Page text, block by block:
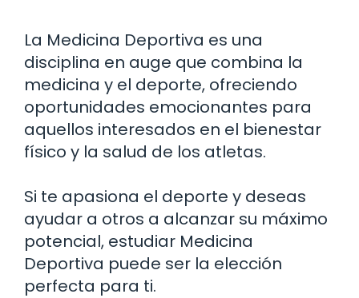
La Medicina Deportiva es una
disciplina en auge que combina la
medicina y el deporte, ofreciendo
oportunidades emocionantes para
aquellos interesados en el bienestar
físico y la salud de los atletas.
Si te apasiona el deporte y deseas
ayudar a otros a alcanzar su máximo
potencial, estudiar Medicina
Deportiva puede ser la elección
perfecta para ti.